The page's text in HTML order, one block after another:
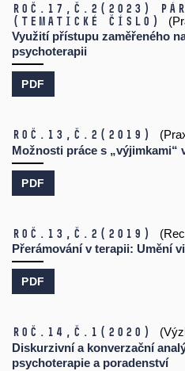
Roč.17, č.2 (2023)
(tematické číslo)
Využití přístupu zaměřeného
psychoterapii
PDF
Roč.13, č.2 (2019)
Možnosti práce s „výjimkami“
PDF
Roč.13, č.2 (2019)
Přerámování v terapii: Umění
PDF
Roč.14, č.1 (2020)
Diskurzivní a konverzační
psychoterapie a poradenství